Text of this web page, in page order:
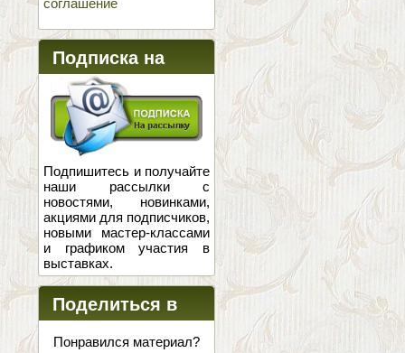
соглашение
Подписка на
новости
Подпишитесь и получайте
наши рассылки с
новостями, новинками,
акциями для подписчиков,
новыми мастер-классами
и графиком участия в
выставках.
Поделиться в
соцсетях
Понравился материал?